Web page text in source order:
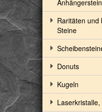
Raritäten und
Steine
Donuts
Kugeln